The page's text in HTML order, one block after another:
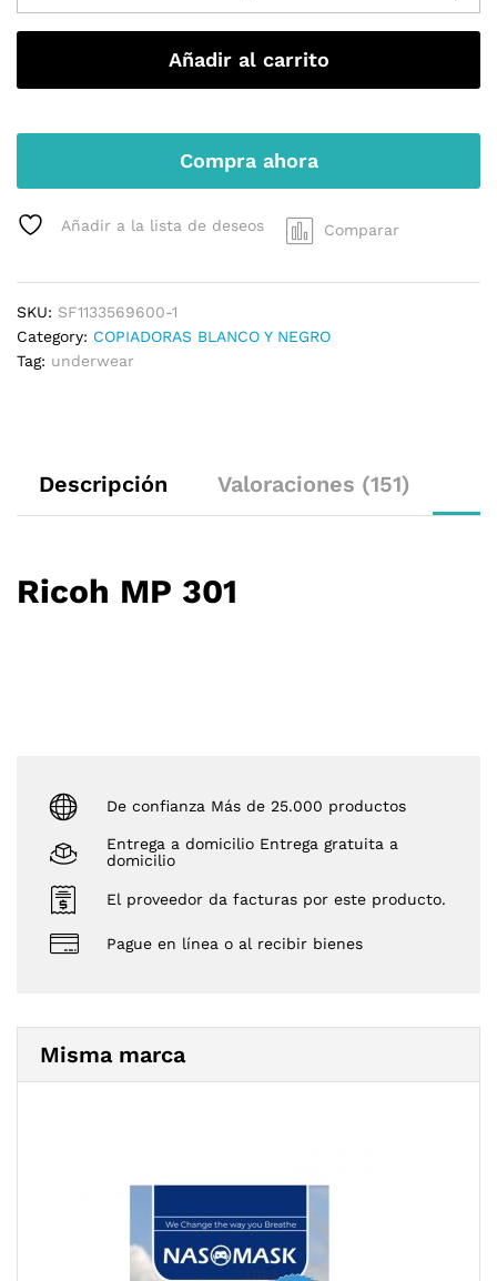
301
quantity
Añadir al carrito
Compra ahora
Añadir a la lista de deseos Comparar
SKU: SF1133569600-1
Category: COPIADORAS BLANCO Y NEGRO
Tag: underwear
Descripción Valoraciones (151)
Ricoh MP 301
De confianza Más de 25.000 productos
Entrega a domicilio Entrega gratuita a
domicilio
El proveedor da facturas por este producto.
Pague en línea o al recibir bienes
Misma marca